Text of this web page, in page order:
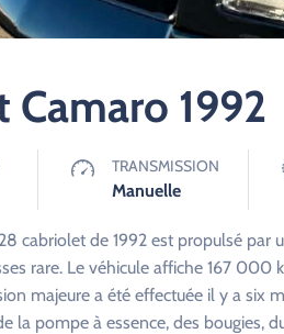
Camaro 1992
TRANSMISSION
Manuelle
cabriolet de 1992 est propulsé par
rare. Le véhicule affiche 167
majeure a été effectuée il y a six
la pompe à essence, des bougies,